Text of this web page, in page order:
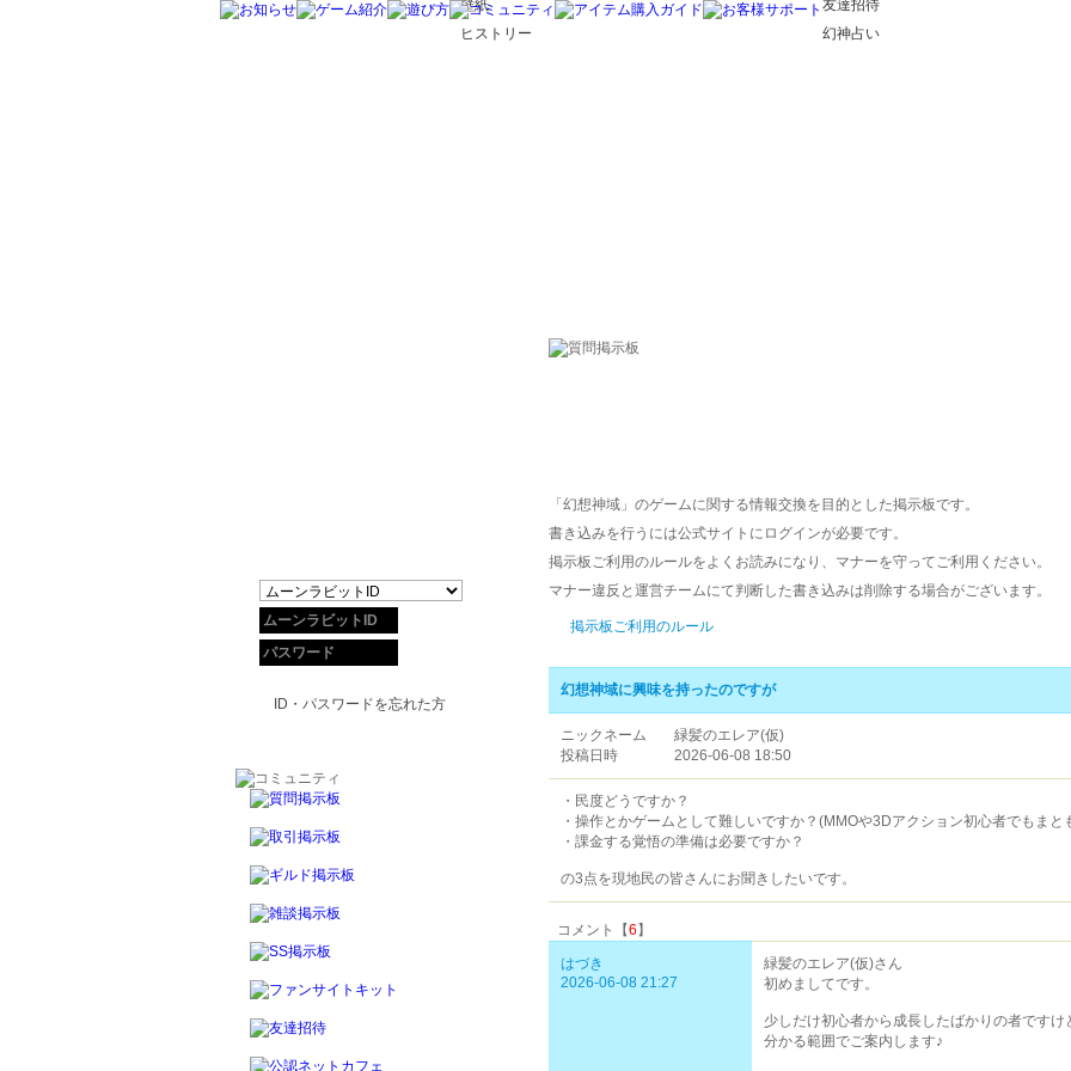
壁紙
ヒストリー
友達招待
幻神占い
「幻想神域」のゲームに関する情報交換を目的とした掲示板です。
書き込みを行うには公式サイトにログインが必要です。
掲示板ご利用のルールをよくお読みになり、マナーを守ってご利用ください。
マナー違反と運営チームにて判断した書き込みは削除する場合がございます。
掲示板ご利用のルール
幻想神域に興味を持ったのですが
ニックネーム
緑髪のエレア(仮)
投稿日時
2026-06-08 18:50
・民度どうですか？
・操作とかゲームとして難しいですか？(MMOや3Dアクション初心者でもま
・課金する覚悟の準備は必要ですか？
の3点を現地民の皆さんにお聞きしたいです。
コメント【6 】
はづき
2026-06-08 21:27
緑髪のエレア(仮)さん
初めましてです。
少しだけ初心者から成長したばかりの者ですけ
分かる範囲でご案内します♪
ID・パスワードを忘れた方